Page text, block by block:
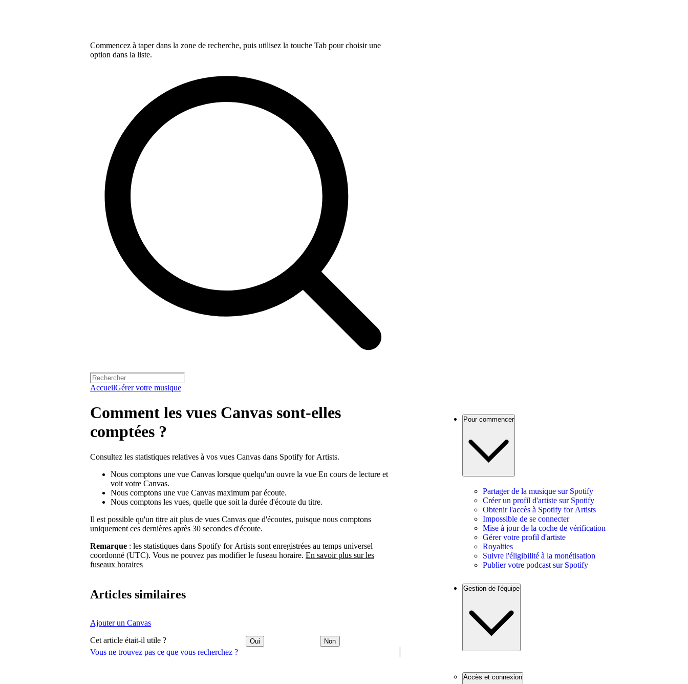
Commencez à taper dans la zone de recherche, puis utilisez la touche Tab pour choisir une
option dans la liste.
AccueilGérer votre musique
Vous ne trouvez pas ce que vous recherchez ?
Comment les vues Canvas sont-elles
comptées ?
Consultez les statistiques relatives à vos vues Canvas dans Spotify for Artists.
Nous comptons une vue Canvas lorsque quelqu'un ouvre la vue En cours de lecture et
voit votre Canvas.
Nous comptons une vue Canvas maximum par écoute.
Nous comptons les vues, quelle que soit la durée d'écoute du titre.
Il est possible qu'un titre ait plus de vues Canvas que d'écoutes, puisque nous comptons
uniquement ces dernières après 30 secondes d'écoute.
Remarque : les statistiques dans Spotify for Artists sont enregistrées au temps universel
coordonné (UTC). Vous ne pouvez pas modifier le fuseau horaire. En savoir plus sur les
fuseaux horaires
Articles similaires
Ajouter un Canvas
Cet article était-il utile ? Oui Non
Pour commencer
Partager de la musique sur Spotify
Créer un profil d'artiste sur Spotify
Obtenir l'accès à Spotify for Artists
Impossible de se connecter
Mise à jour de la coche de vérification
Gérer votre profil d'artiste
Royalties
Suivre l'éligibilité à la monétisation
Publier votre podcast sur Spotify
Gestion de l'équipe
Accès et connexion